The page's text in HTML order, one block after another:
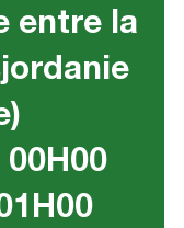
entre la